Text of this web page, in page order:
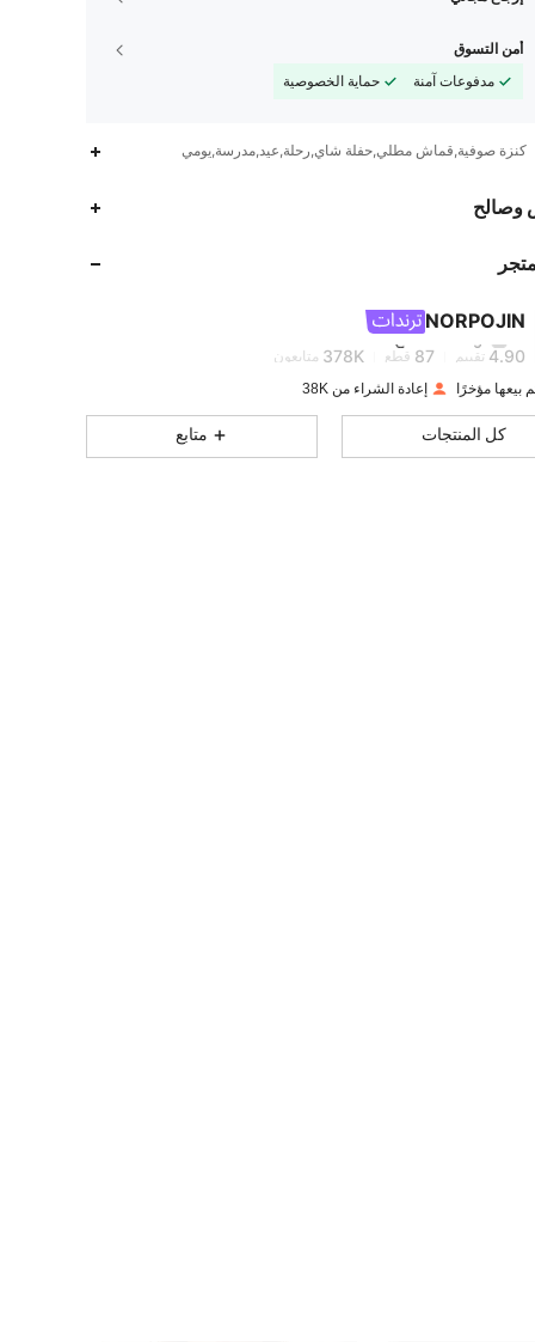
أمن التسوق
مدفوعات آمنة
حماية الخصوصية
كنزة صوفية,قماش مطلي,حفلة شاي,رحلة,عيد,مدرسة,يومي
وصالح
NORPOJIN
4.90
4.90
تتصفح
4.90 تقييم 87 قطع 378K متابعون
4.90
إعادة الشراء من 38K
كل المنتجات متابع